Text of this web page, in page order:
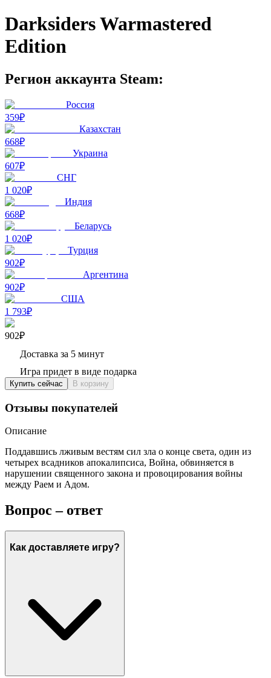
Darksiders Warmastered
Edition
Регион аккаунта Steam:
Россия
359₽
Казахстан
668₽
Украина
607₽
СНГ
1 020₽
Индия
668₽
Беларусь
1 020₽
Турция
902₽
Аргентина
902₽
США
1 793₽
902₽
Доставка за 5 минут
Игра придет в виде подарка
Купить сейчас В корзину
Отзывы покупателей
Описание
Поддавшись лживым вестям сил зла о конце света, один из
четырех всадников апокалипсиса, Война, обвиняется в
нарушении священного закона и провоцирования войны
между Раем и Адом.
Вопрос – ответ
Как доставляете игру?